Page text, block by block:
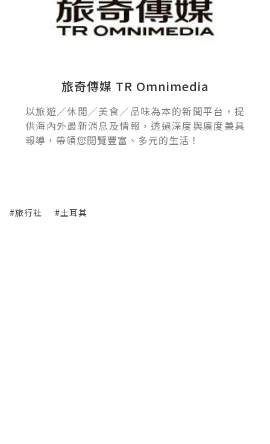
旅奇傳媒 TR Omnimedia
以旅遊／休閒／美食／品味為本的新聞平台，提
供海內外最新消息及情報，透過深度與廣度兼具
報導，帶領您閱覽豐富、多元的生活！
#旅行社 #土耳其